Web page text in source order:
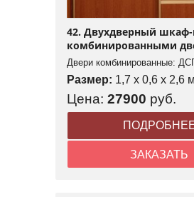
42. Двухдверный шкаф-
комбинированными
Двери комбинированные:
Размер: 1,7 x 0,6 x 2,6
Цена: 27900 руб.
ЗАКАЗАТЬ